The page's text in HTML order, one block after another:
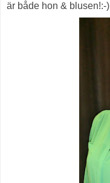
är både hon & blusen!:-